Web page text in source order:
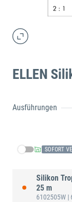
ELLEN
Ausführungen
SOFORT
Silikon
25 m
6102505W |